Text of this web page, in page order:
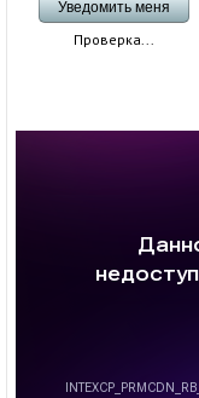
Проверка...